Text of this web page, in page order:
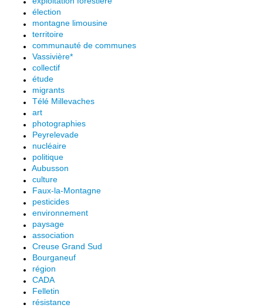
élection
montagne limousine
territoire
communauté de communes
Vassivière*
collectif
étude
migrants
Télé Millevaches
art
photographies
Peyrelevade
nucléaire
politique
Aubusson
culture
Faux-la-Montagne
pesticides
environnement
paysage
association
Creuse Grand Sud
Bourganeuf
région
CADA
Felletin
résistance